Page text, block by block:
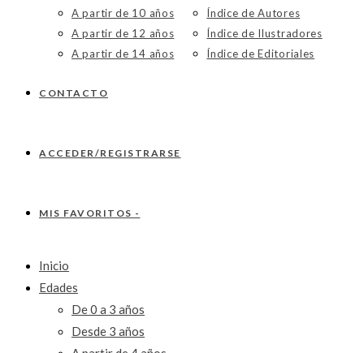
A partir de 10 años
A partir de 12 años
A partir de 14 años
Índice de Autores
Índice de Ilustradores
Índice de Editoriales
CONTACTO
ACCEDER/REGISTRARSE
MIS FAVORITOS -
Inicio
Edades
De 0 a 3 años
Desde 3 años